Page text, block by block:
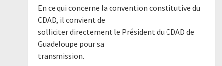
En ce qui concerne la convention constitutive du
CDAD, il convient de
solliciter directement le Président du CDAD de
Guadeloupe pour sa
transmission.